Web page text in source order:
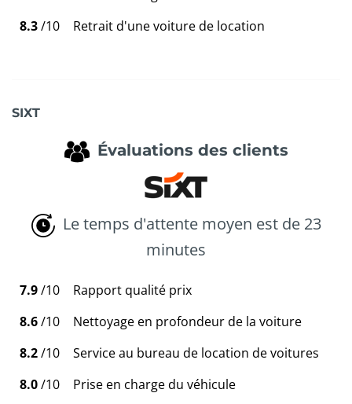
8.3/10 Retrait d'une voiture de location
SIXT
Évaluations des clients
Le temps d'attente moyen est de 23
minutes
7.9/10
Rapport qualité prix
8.6/10
Nettoyage en profondeur de la voiture
8.2/10
Service au bureau de location de voitures
8.0/10 Prise en charge du véhicule